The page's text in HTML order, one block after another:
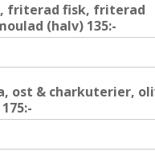
friterad fisk, friterad
(halv) 135:-
ost & charkuterier,